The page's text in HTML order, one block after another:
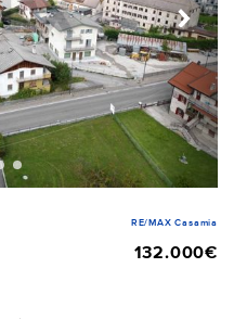
RE/MAX Casamia
132.000€